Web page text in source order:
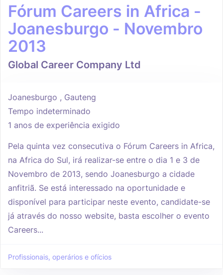
Fórum Careers in Africa -
Joanesburgo - Novembro
2013
Global Career Company Ltd
Joanesburgo , Gauteng
Tempo indeterminado
1 anos de experiência exigido
Pela quinta vez consecutiva o Fórum Careers in Africa,
na Africa do Sul, irá realizar-se entre o dia 1 e 3 de
Novembro de 2013, sendo Joanesburgo a cidade
anfitriã. Se está interessado na oportunidade e
disponível para participar neste evento, candidate-se
já através do nosso website, basta escolher o evento
Careers...
Profissionais, operários e ofícios